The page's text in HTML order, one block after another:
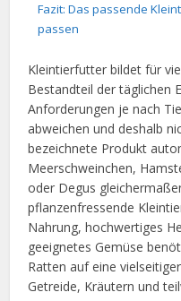
Fazit: Das passende
passen
Kleintierfutter bildet für
Bestandteil der täglichen
Anforderungen je nach
abweichen und deshalb
bezeichnete Produkt
Meerschweinchen,
oder Degus
pflanzenfressende
Nahrung, hochwertiges
geeignetes Gemüse
Ratten auf eine
Getreide, Kräutern und